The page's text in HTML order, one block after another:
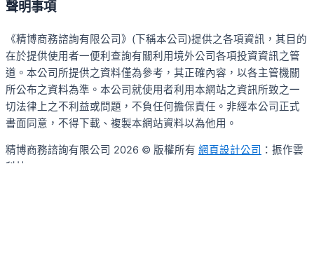
聲明事項
《精博商務諮詢有限公司》(下稱本公司)提供之各項資訊，其目的
在於提供使用者一便利查詢有關利用境外公司各項投資資訊之管
道。本公司所提供之資料僅為參考，其正確內容，以各主管機關
所公布之資料為準。本公司就使用者利用本網站之資訊所致之一
切法律上之不利益或問題，不負任何擔保責任。非經本公司正式
書面同意，不得下載、複製本網站資料以為他用。
精博商務諮詢有限公司 2026 © 版權所有 網頁設計公司 ：振作雲
科技